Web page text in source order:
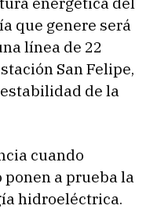
que genere será
línea de 22
San Felipe,
de la
cuando
a prueba la
hidroeléctrica.